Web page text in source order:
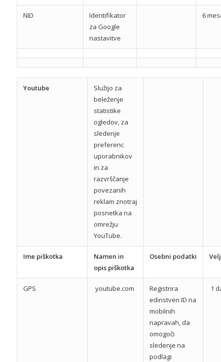
NID
Identifikator
za Google
nastavitve
6
Youtube
Služijo za
beleženje
statistike
ogledov, za
sledenje
preferenc
uporabnikov
in za
razvrščanje
povezanih
reklam znotraj
posnetka na
omrežju
YouTube.
Ime piškotka
Namen in
opis piškotka
Osebni podatki
GPS youtube.com
Registrira
edinstven ID na
mobilnih
napravah, da
omogoči
sledenje na
podlagi
1